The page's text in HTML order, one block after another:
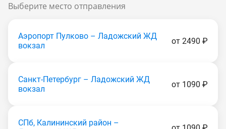
Выберите место отправления
Аэропорт Пулково – Ладожский ЖД
вокзал
от 2490 ₽
Санкт-Петербург – Ладожский ЖД
вокзал
от 1090 ₽
СПб, Калининский район –